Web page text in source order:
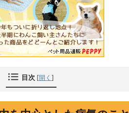
目次 [開く ]